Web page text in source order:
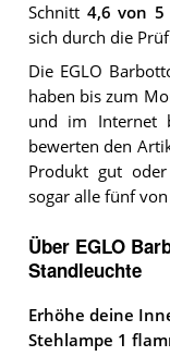
Schnitt 4,6 von 5
sich durch die
Die EGLO
haben bis zum
und im Internet
bewerten den
Produkt gut
sogar alle fünf
Über EGLO
Standleuchte
Erhöhe deine
Stehlampe 1